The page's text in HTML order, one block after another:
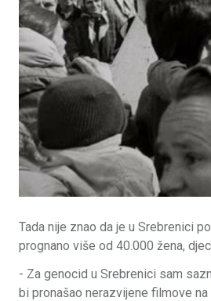
Tada nije znao da je u Srebrenici
prognano više od 40.000 žena,
- Za genocid u Srebrenici sam
bi pronašao nerazvijene filmove